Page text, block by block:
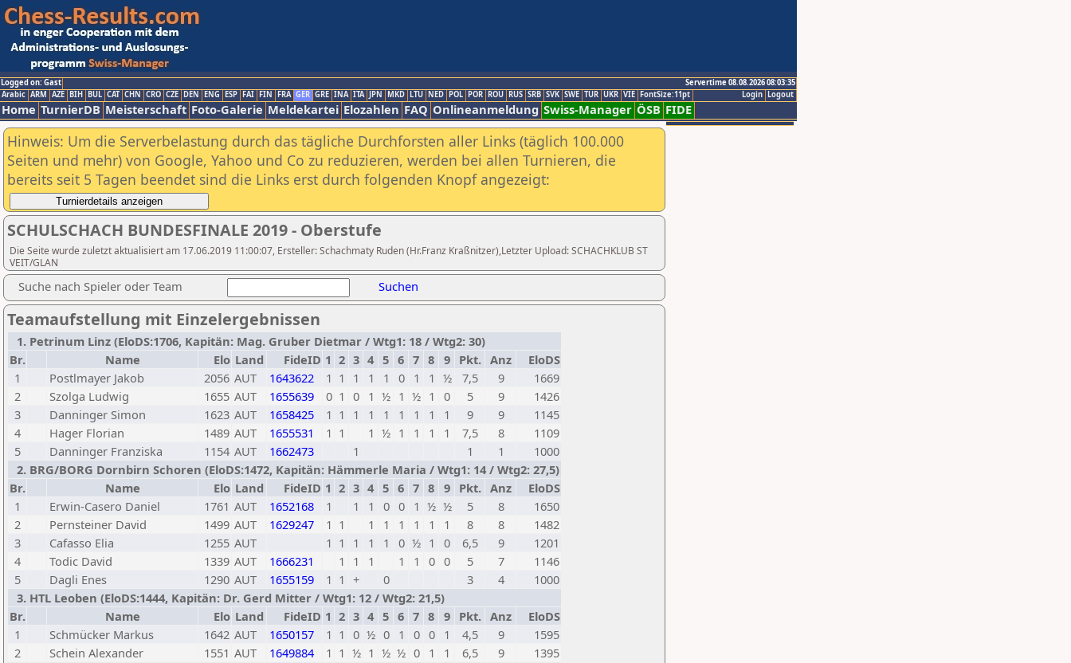
Logged on: Gast
Servertime 08.08.2026 08:03:35
Logout
Login
Arabic ARM AZE BIH BUL CAT CHN CRO CZE DEN ENG ESP FAI FIN FRA GER GRE INA ITA JPN MKD LTU NED POL POR ROU RUS SRB SVK SWE TUR UKR VIE FontSize:11pt
Home TurnierDB Meisterschaft Foto-Galerie Meldekartei Elozahlen FAQ Onlineanmeldung Swiss-Manager ÖSB FIDE
Hinweis: Um die Serverbelastung durch das tägliche Durchforsten aller Links (täglich 100.000
Seiten und mehr) von Google, Yahoo und Co zu reduzieren, werden bei allen Turnieren, die
bereits seit 5 Tagen beendet sind die Links erst durch folgenden Knopf angezeigt:
SCHULSCHACH BUNDESFINALE 2019 - Oberstufe
Die Seite wurde zuletzt aktualisiert am 17.06.2019 11:00:07, Ersteller: Schachmaty Ruden (Hr.Franz Kraßnitzer),Letzter Upload: SCHACHKLUB ST
VEIT/GLAN
Suche nach Spieler oder Team Suchen
Teamaufstellung mit Einzelergebnissen
1. Petrinum Linz (EloDS:1706, Kapitän: Mag. Gruber Dietmar / Wtg1: 18 / Wtg2: 30)
Br.
Name Elo Land FideID 1 2 3 4 5 6 7 8 9 Pkt. Anz
EloDS
1
Postlmayer Jakob 2056 AUT 1643622 1 1 1 1 1 0 1 1 ½ 7,5 9
1669
2
Szolga Ludwig 1655 AUT 1655639 0 1 0 1 ½ 1 ½ 1 0 5 9
1426
3
Danninger Simon 1623 AUT 1658425 1 1 1 1 1 1 1 1 1 9 9
1145
4
Hager Florian 1489 AUT 1655531 1 1 1 ½ 1 1 1 1 7,5 8
1109
5
Danninger Franziska 1154 AUT 1662473 1 1 1
1000
2. BRG/BORG Dornbirn Schoren (EloDS:1472, Kapitän: Hämmerle Maria / Wtg1: 14 / Wtg2: 27,5)
Br.
Name Elo Land FideID 1 2 3 4 5 6 7 8 9 Pkt. Anz
EloDS
1
Erwin-Casero Daniel 1761 AUT 1652168 1 1 1 0 0 1 ½ ½ 5 8
1650
2
Pernsteiner David 1499 AUT 1629247 1 1 1 1 1 1 1 1 8 8
1482
3
Cafasso Elia 1255 AUT 1 1 1 1 1 0 ½ 1 0 6,5 9
1201
4
Todic David 1339 AUT 1666231 1 1 1 1 1 0 0 5 7
1146
5
Dagli Enes 1290 AUT 1655159 1 1 + 0 3 4
1000
3. HTL Leoben (EloDS:1444, Kapitän: Dr. Gerd Mitter / Wtg1: 12 / Wtg2: 21,5)
Br.
Name Elo Land FideID 1 2 3 4 5 6 7 8 9 Pkt. Anz
EloDS
1
Schmücker Markus 1642 AUT 1650157 1 1 0 ½ 0 1 0 0 1 4,5 9
1595
2
Schein Alexander 1551 AUT 1649884 1 1 ½ 1 ½ ½ 0 1 1 6,5 9
1395